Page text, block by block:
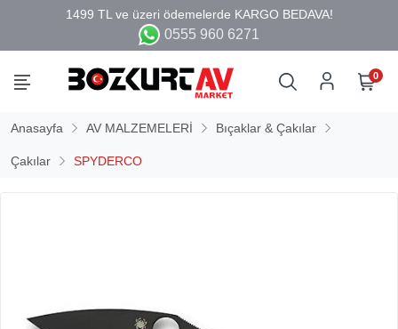
0555 960 6271
0
Anasayfa AV MALZEMELERİ Bıçaklar & Çakılar
Çakılar SPYDERCO